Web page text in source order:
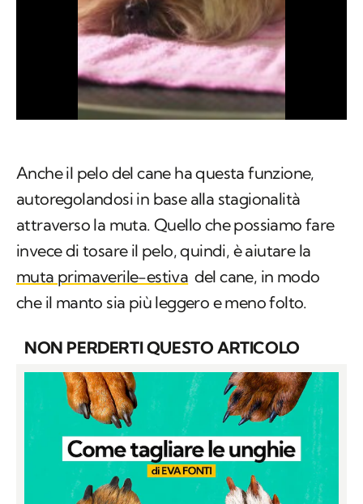
Anche il pelo del cane ha questa funzione,
autoregolandosi in base alla stagionalità
attraverso la muta. Quello che possiamo fare
invece di tosare il pelo, quindi, è aiutare la
muta primaverile-estiva del cane, in modo
che il manto sia più leggero e meno folto.
NON PERDERTI QUESTO ARTICOLO